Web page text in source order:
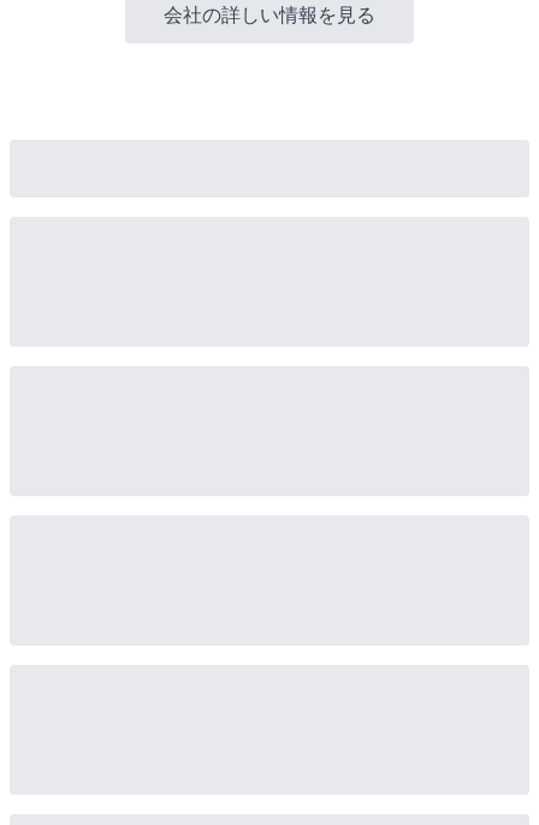
会社の詳しい情報を見る